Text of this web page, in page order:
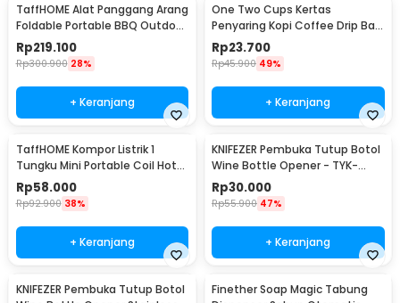
TaffHOME Alat Panggang Arang
Foldable Portable BBQ Outdoor
Grill Stove - HWSK77
Rp219.100
Rp300.900 28%
+ Keranjang
One Two Cups Kertas
Penyaring Kopi Coffee Drip Bag
Paper Filter 50PCS - T111
Rp23.700
Rp45.900 49%
+ Keranjang
TaffHOME Kompor Listrik 1
Tungku Mini Portable Coil Hot
Plate 500W - C1-1000-03
Rp58.000
Rp92.900 38%
+ Keranjang
KNIFEZER Pembuka Tutup Botol
Wine Bottle Opener - TYK-
074B
Rp30.000
Rp55.900 47%
+ Keranjang
KNIFEZER Pembuka Tutup Botol
Finether Soap Magic Tabung